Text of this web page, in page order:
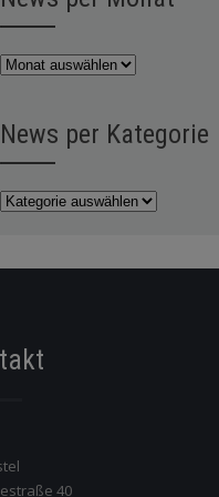
News
News per Kategorie
News
40